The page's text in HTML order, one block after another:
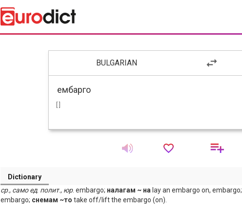
BULGARIAN
Dictionary
ср., само ед. полит., юр. embargo; налагам ~ на lay an embargo on, embargo;
embargo; снемам ~то take off/lift the embargo (on).